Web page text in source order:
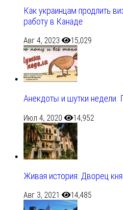
Как украинцам продлить
работу в Канаде
Авг 4, 2023 15,029
Анекдоты и шутки недели.
Июл 4, 2020 14,952
Живая история: Дворец
Авг 3, 2021 14,485